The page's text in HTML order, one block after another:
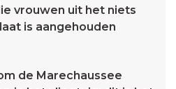
vrouwen uit het niets
is aangehouden
de Marechaussee